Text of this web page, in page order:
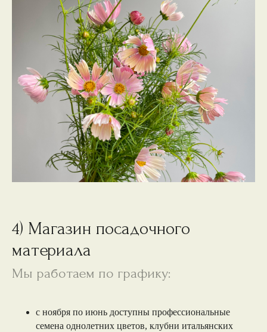
4) Магазин посадочного
материала
Мы работаем по графику:
с ноября по июнь доступны профессиональные
семена однолетних цветов, клубни итальянских